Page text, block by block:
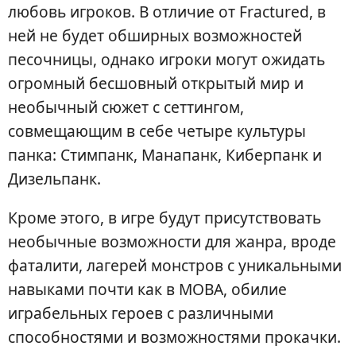
любовь игроков. В отличие от Fractured, в
ней не будет обширных возможностей
песочницы, однако игроки могут ожидать
огромный бесшовный открытый мир и
необычный сюжет с сеттингом,
совмещающим в себе четыре культуры
панка: Стимпанк, Манапанк, Киберпанк и
Дизельпанк.
Кроме этого, в игре будут присутствовать
необычные возможности для жанра, вроде
фаталити, лагерей монстров с уникальными
навыками почти как в MOBA, обилие
играбельных героев с различными
способностями и возможностями прокачки.